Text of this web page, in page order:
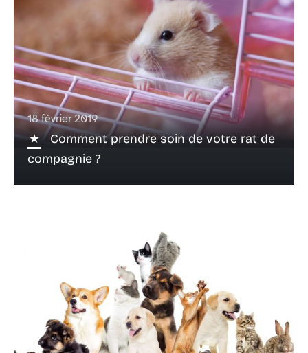
18 février 2019
Comment prendre soin de votre rat de
compagnie ?